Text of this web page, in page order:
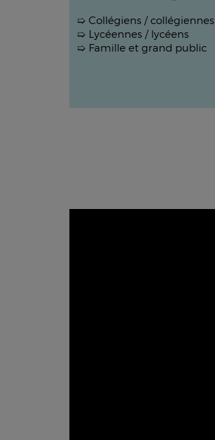
➯ Collégiens / collégiennes
➯ Lycéennes / lycéens
➯ Famille et grand public